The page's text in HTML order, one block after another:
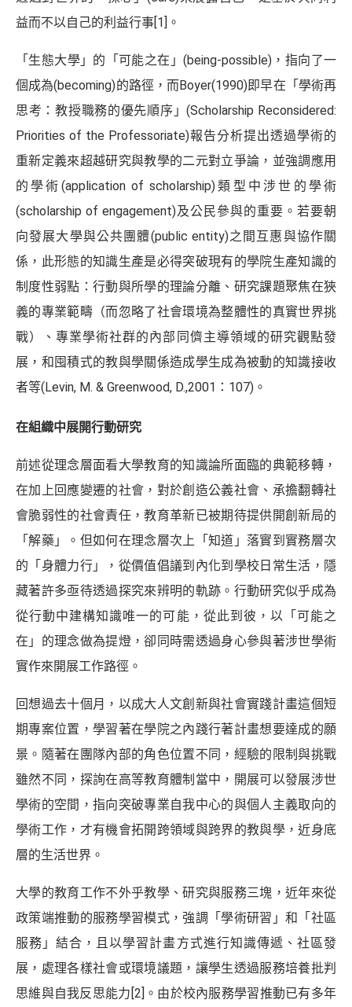
益而不以自己的利益行事[1] 。
「生態大學」的「可能之在」(being-possible)，指向了一
個成為(becoming)的路徑，而Boyer(1990)即早在「學術再
思考：教授職務的優先順序」(Scholarship Reconsidered:
Priorities of the Professoriate)報告分析提出透過學術的
重新定義來超越研究與教學的二元對立爭論，並強調應用
的學術(application of scholarship)類型中涉世的學術
(scholarship of engagement)及公民參與的重要。若要朝
向發展大學與公共團體(public entity)之間互惠與協作關
係，此形態的知識生產是必得突破現有的學院生產知識的
制度性弱點：行動與所學的理論分離、研究課題聚焦在狹
義的專業範疇（而忽略了社會環境為整體性的真實世界挑
戰）、專業學術社群的內部同儕主導領域的研究觀點發
展，和囤積式的教與學關係造成學生成為被動的知識接收
者等(Levin, M. & Greenwood, D.,2001：107)。
在組織中展開行動研究
前述從理念層面看大學教育的知識論所面臨的典範移轉，
在加上回應變遷的社會，對於創造公義社會、承擔翻轉社
會脆弱性的社會責任，教育革新已被期待提供開創新局的
「解藥」。但如何在理念層次上「知道」落實到實務層次
的「身體力行」，從價值倡議到內化到學校日常生活，隱
藏著許多亟待透過探究來辨明的軌跡。行動研究似乎成為
從行動中建構知識唯一的可能，從此到彼，以「可能之
在」的理念做為提燈，卻同時需透過身心參與著涉世學術
實作來開展工作路徑。
回想過去十個月，以成大人文創新與社會實踐計畫這個短
期專案位置，學習著在學院之內踐行著計畫想要達成的願
景。隨著在團隊內部的角色位置不同，經驗的限制與挑戰
雖然不同，探詢在高等教育體制當中，開展可以發展涉世
學術的空間，指向突破專業自我中心的與個人主義取向的
學術工作，才有機會拓開跨領域與跨界的教與學，近身底
層的生活世界。
大學的教育工作不外乎教學、研究與服務三塊，近年來從
政策端推動的服務學習模式，強調「學術研習」和「社區
服務」結合，且以學習計畫方式進行知識傳遞、社區發
展，處理各樣社會或環境議題，讓學生透過服務培養批判
思維與自我反思能力 [2] 。由於校內服務學習推動已有多年